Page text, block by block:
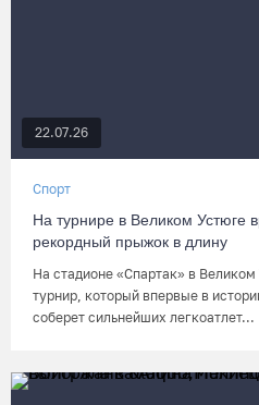
22.07.26
Спорт
На турнире в Великом Устюге
рекордный прыжок в длину
На стадионе «Спартак» в Великом
турнир, который впервые в
соберет сильнейших легкоатлет...